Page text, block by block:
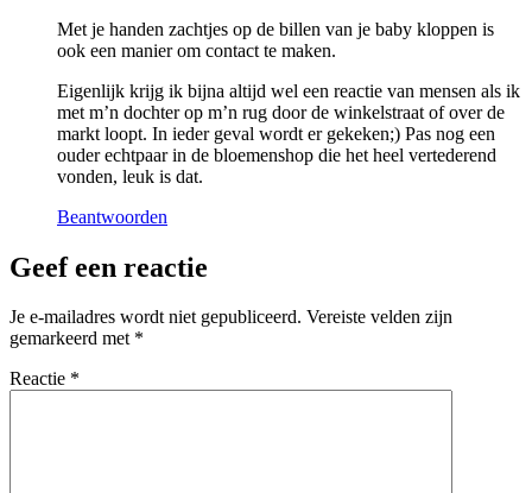
Met je handen zachtjes op de billen van je baby kloppen is
ook een manier om contact te maken.
Eigenlijk krijg ik bijna altijd wel een reactie van mensen als ik
met m’n dochter op m’n rug door de winkelstraat of over de
markt loopt. In ieder geval wordt er gekeken;) Pas nog een
ouder echtpaar in de bloemenshop die het heel vertederend
vonden, leuk is dat.
Beantwoorden
Geef een reactie
Je e-mailadres wordt niet gepubliceerd. Vereiste velden zijn
gemarkeerd met *
Reactie *